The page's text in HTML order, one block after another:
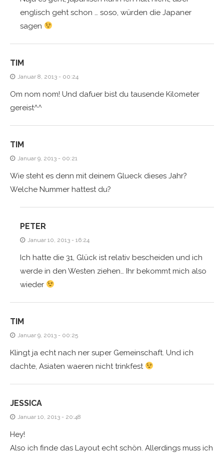
englisch geht schon … soso, würden die Japaner
sagen
TIM
Januar 8, 2013 - 00:24
Om nom nom! Und dafuer bist du tausende Kilometer
gereist^^
TIM
Januar 9, 2013 - 00:21
Wie steht es denn mit deinem Glueck dieses Jahr?
Welche Nummer hattest du?
PETER
Januar 10, 2013 - 16:24
Ich hatte die 31, Glück ist relativ bescheiden und ich
werde in den Westen ziehen… Ihr bekommt mich also
wieder
TIM
Januar 9, 2013 - 00:25
Klingt ja echt nach ner super Gemeinschaft. Und ich
dachte, Asiaten waeren nicht trinkfest
JESSICA
Januar 10, 2013 - 20:48
Hey!
Also ich finde das Layout echt schön. Allerdings muss ich